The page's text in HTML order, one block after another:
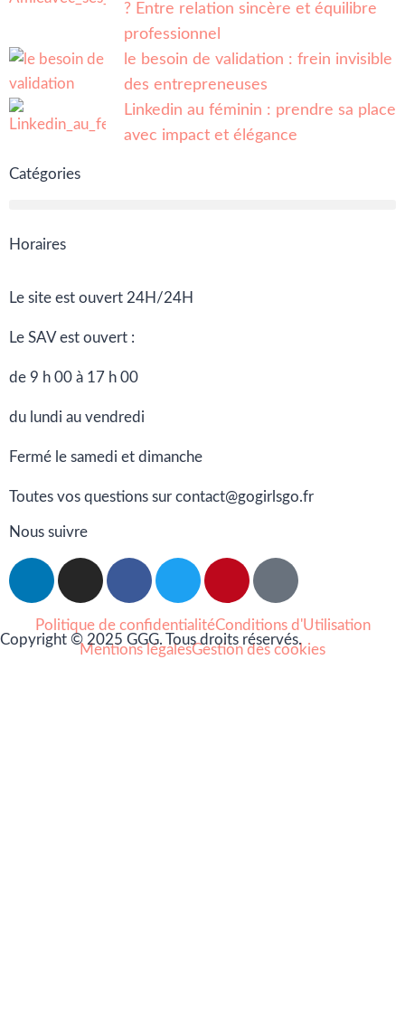
? Entre relation sincère et équilibre
professionnel
le besoin de validation : frein invisible
des entrepreneuses
Linkedin au féminin : prendre sa place
avec impact et élégance
Catégories
Horaires
Le site est ouvert 24H/24H
Le SAV est ouvert :
de 9 h 00 à 17 h 00
du lundi au vendredi
Fermé le samedi et dimanche
Toutes vos questions sur contact@gogirlsgo.fr
Nous suivre
Copyright © 2025 GGG. Tous droits réservés.
Politique de confidentialitéConditions d'Utilisation
Mentions légalesGestion des cookies